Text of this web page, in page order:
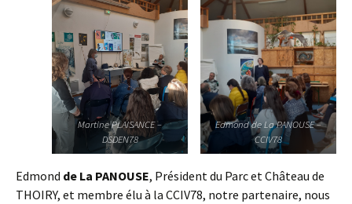
Martine PLAISANCE –
DSDEN78
Edmond de La PANOUSE –
CCIV78
Edmond de La PANOUSE, Président du Parc et Château de
THOIRY, et membre élu à la CCIV78, notre partenaire, nous